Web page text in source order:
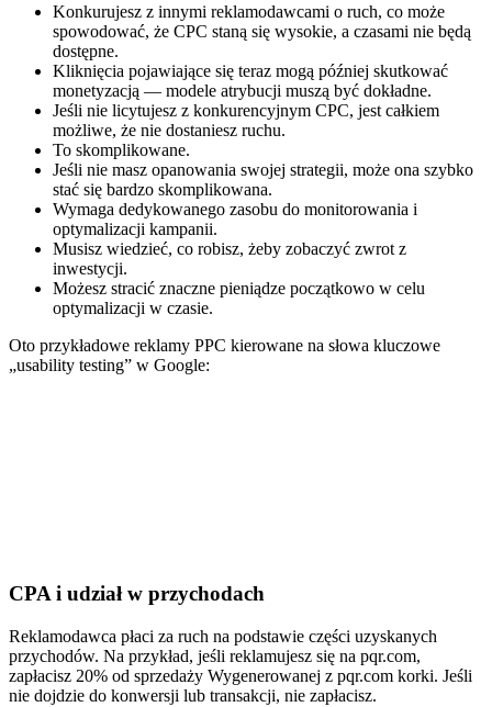
Konkurujesz z innymi reklamodawcami o ruch, co może
spowodować, że CPC staną się wysokie, a czasami nie będą
dostępne.
Kliknięcia pojawiające się teraz mogą później skutkować
monetyzacją — modele atrybucji muszą być dokładne.
Jeśli nie licytujesz z konkurencyjnym CPC, jest całkiem
możliwe, że nie dostaniesz ruchu.
To skomplikowane.
Jeśli nie masz opanowania swojej strategii, może ona szybko
stać się bardzo skomplikowana.
Wymaga dedykowanego zasobu do monitorowania i
optymalizacji kampanii.
Musisz wiedzieć, co robisz, żeby zobaczyć zwrot z
inwestycji.
Możesz stracić znaczne pieniądze początkowo w celu
optymalizacji w czasie.
Oto przykładowe reklamy PPC kierowane na słowa kluczowe
„usability testing” w Google:
CPA i udział w przychodach
Reklamodawca płaci za ruch na podstawie części uzyskanych
przychodów. Na przykład, jeśli reklamujesz się na pqr.com,
zapłacisz 20% od sprzedaży Wygenerowanej z pqr.com korki. Jeśli
nie dojdzie do konwersji lub transakcji, nie zapłacisz.